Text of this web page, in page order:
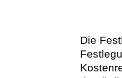
Die